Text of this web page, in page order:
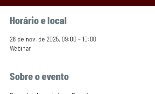
Horário e local
28 de nov. de 2025, 09:00 – 10:00
Webinar
Sobre o evento